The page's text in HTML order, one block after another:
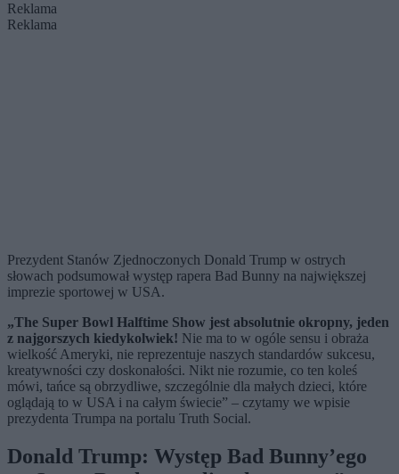
Reklama
Reklama
Prezydent Stanów Zjednoczonych Donald Trump w ostrych
słowach podsumował występ rapera Bad Bunny na największej
imprezie sportowej w USA.
„The Super Bowl Halftime Show jest absolutnie okropny, jeden
z najgorszych kiedykolwiek! Nie ma to w ogóle sensu i obraża
wielkość Ameryki, nie reprezentuje naszych standardów sukcesu,
kreatywności czy doskonałości. Nikt nie rozumie, co ten koleś
mówi, tańce są obrzydliwe, szczególnie dla małych dzieci, które
oglądają to w USA i na całym świecie” – czytamy we wpisie
prezydenta Trumpa na portalu Truth Social.
Donald Trump: Występ Bad Bunny’ego